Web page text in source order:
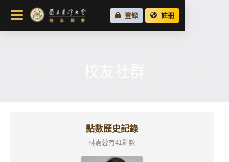
關於總會
最新消息
登錄 註冊
點數歷史記錄
林嘉蓉有41點數